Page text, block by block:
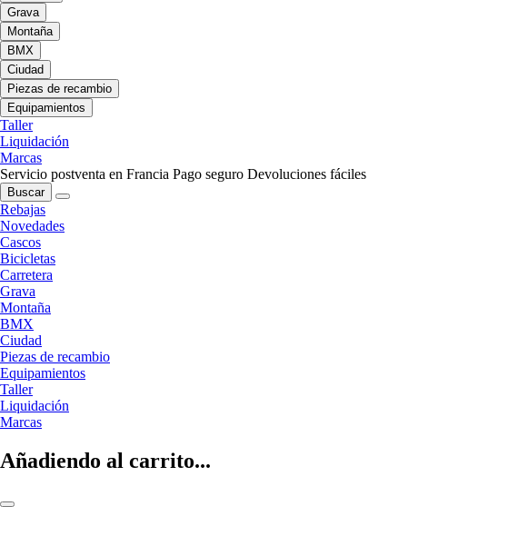
Grava
Montaña
BMX
Ciudad
Piezas de recambio
Equipamientos
Taller
Liquidación
Marcas
Servicio postventa en Francia Pago seguro Devoluciones fáciles
Buscar
Rebajas
Novedades
Cascos
Bicicletas
Carretera
Grava
Montaña
BMX
Ciudad
Piezas de recambio
Equipamientos
Taller
Liquidación
Marcas
Añadiendo al carrito...